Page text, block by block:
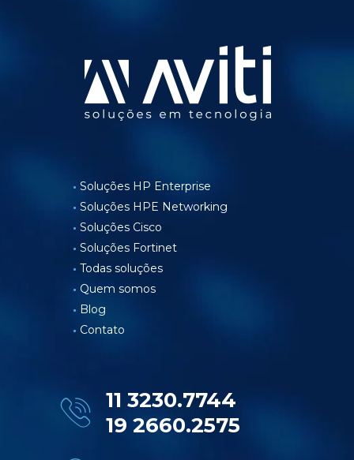
Soluções HP Enterprise
Soluções HPE Networking
Soluções Cisco
Soluções Fortinet
Todas soluções
Quem somos
Blog
Contato
11 3230.7744
19 2660.2575